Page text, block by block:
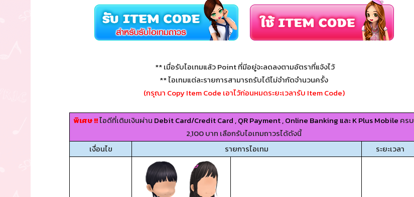
** เมื่อรับไอเทมแล้ว Point ที่มีอยู่จะลดลงตามอัตราที่แจ้งไว้
** ไอเทมแต่ละรายการสามารถรับได้ไม่จำกัดจำนวนครั้ง
(กรุณา Copy Item Code เอาไว้ก่อนหมดระยะเวลารับ Item Code)
พิเศษ !!ไอดีที่เติมเงินผ่าน Debit Card/Credit Card , QR Payment , Online Banking และ K Plus Mobile ครบ
2,100 บาท เลือกรับไอเทมถาวรได้ดังนี้
เงื่อนไข
รายการไอเทม ระยะเวลา